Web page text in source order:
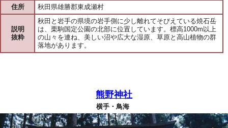
住所 秋田県雄勝郡東成瀬村
説明
抜粋
秋田と岩手の県境の岩手側に少し離れてそびえている焼石岳
は、栗駒国定公園の北部に位置しています。標高1000m以上
の山々を連ね、美しい沼や広大な湿原、草原と高山植物の群
落地があります。
熊野神社
横手・鳥海